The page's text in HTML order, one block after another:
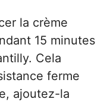
la crème
15 minutes
Cela
ferme
ajoutez-la